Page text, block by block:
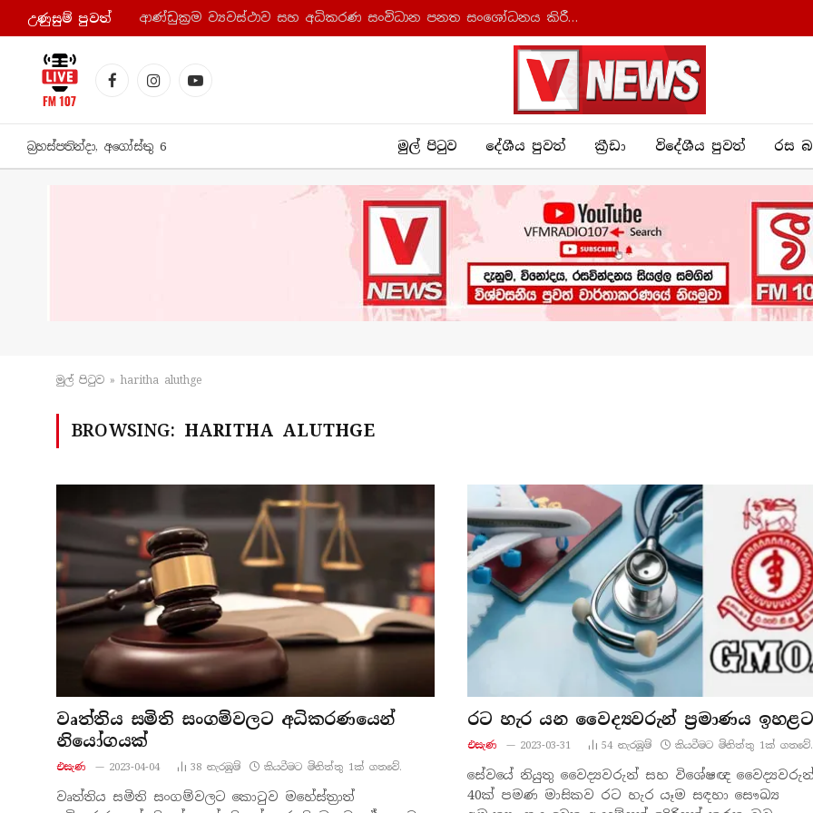
උණුසුම් පුව​ත් ආණ්ඩුක්‍රම ව්‍යවස්ථාව සහ අධිකරණ සංවිධාන පනත සංශෝධනය කිරීමට කැබිනට් අනුමැතිය
FacebookInstagramYouTube
බ්‍රහස්පතින්දා, අගෝස්තු 6 මුල් පිටුව දේශීය පුව​ත් ක්‍රී​ඩා විදේශීය පුවත් රස
මුල් පිටු​ව » haritha aluthge
BROWSING: HARITHA ALUTHGE
වෘත්තිය සමිති සංගම්වලට අධිකරණයෙන්
නියෝගයක්
එසැණ 2023-04-04 38 නැරඹු​ම් කියවීමට මිනිත්තු 1ක් ගතවේ.
වෘත්තිය සමිති සංගම්වලට කොටුව මහේස්ත්‍රාත්
රට හැර යන වෛද්‍යවරුන් ප්‍රමාණය ඉහළට
එසැණ 2023-03-31 54 නැරඹු​ම් කියවීමට මිනිත්තු 1ක් ගතවේ.
සේවයේ නියුතු වෛද්‍යවරුන් සහ විශේෂඥ
40ක් පමණ මාසිකව රට හැර යෑම සඳහා සෞඛ්‍ය